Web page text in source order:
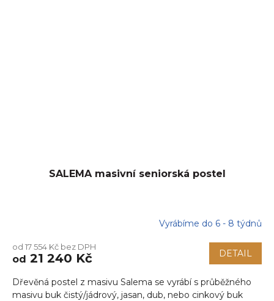
SALEMA masivní seniorská postel
Vyrábíme do 6 - 8 týdnů
od 17 554 Kč bez DPH
od 21 240 Kč DETAIL
Dřevěná postel z masivu Salema se vyrábí s průběžného
masivu buk čistý/jádrový, jasan, dub, nebo cinkový buk